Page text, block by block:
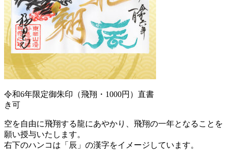
令和6年限定御朱印（飛翔・1000円）直書
き可
空を自由に飛翔する龍にあやかり、飛翔の一年となることを
願い授与いたします。
右下のハンコは「辰」の漢字をイメージしています。